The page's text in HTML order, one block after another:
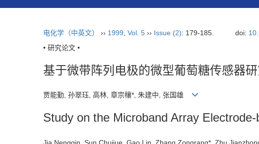
电化学（中英文） ›› 1999 Vol. 5 ›› Issue (2): 179-185. doi:
• 研究论文 •
基于微带阵列电极的微型葡萄糖传感器
贾能勤, 孙翠珏, 高林, 章宗穰*, 朱建中, 张国雄
Study on the Microband Array
Jia Nengqin, Sun Chuijue, Gao Lin, Zhang Zongrang*, Zhu